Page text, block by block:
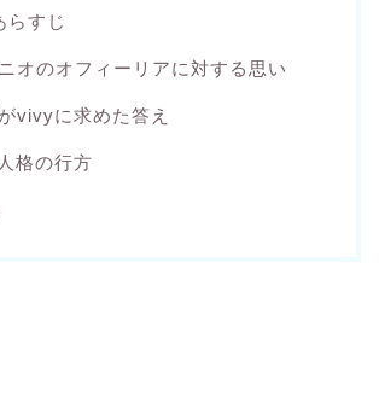
らすじ
オのオフィーリアに対する思い
vivyに求めた答え
格の行方